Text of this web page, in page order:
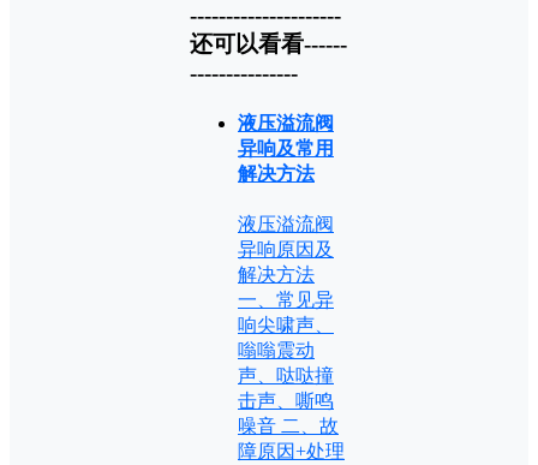
---------------------
还可以看看------
---------------
液压溢流阀
异响及常用
解决方法
液压溢流阀
异响原因及
解决方法
一、常见异
响尖啸声、
嗡嗡震动
声、哒哒撞
击声、嘶鸣
噪音 二、故
障原因+处理